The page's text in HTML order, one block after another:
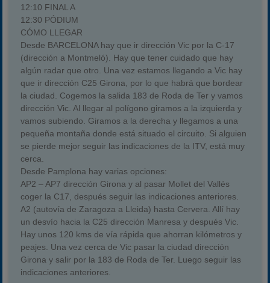
12:10 FINAL A
12:30 PÓDIUM
CÓMO LLEGAR
Desde BARCELONA hay que ir dirección Vic por la C-17
(dirección a Montmeló). Hay que tener cuidado que hay
algún radar que otro. Una vez estamos llegando a Vic hay
que ir dirección C25 Girona, por lo que habrá que bordear
la ciudad. Cogemos la salida 183 de Roda de Ter y vamos
dirección Vic. Al llegar al polígono giramos a la izquierda y
vamos subiendo. Giramos a la derecha y llegamos a una
pequeña montaña donde está situado el circuito. Si alguien
se pierde mejor seguir las indicaciones de la ITV, está muy
cerca.
Desde Pamplona hay varias opciones:
AP2 – AP7 dirección Girona y al pasar Mollet del Vallés
coger la C17, después seguir las indicaciones anteriores.
A2 (autovía de Zaragoza a Lleida) hasta Cervera. Allí hay
un desvío hacia la C25 dirección Manresa y después Vic.
Hay unos 120 kms de vía rápida que ahorran kilómetros y
peajes. Una vez cerca de Vic pasar la ciudad dirección
Girona y salir por la 183 de Roda de Ter. Luego seguir las
indicaciones anteriores.